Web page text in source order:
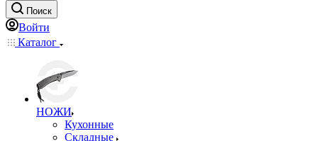
Поиск
Войти
Каталог
НОЖИ
Кухонные
Складные